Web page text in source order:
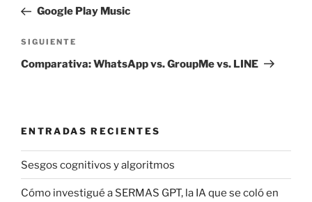
entradas
anterior:
Google Play Music
Siguiente
entrada
SIGUIENTE
Comparativa: WhatsApp vs. GroupMe vs. LINE
ENTRADAS RECIENTES
Sesgos cognitivos y algoritmos
Cómo investigué a SERMAS GPT, la IA que se coló en